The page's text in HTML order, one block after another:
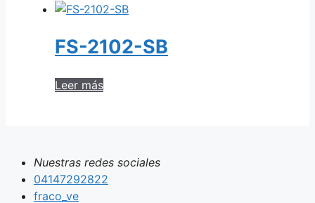
FS-2102-SB
Leer más
Nuestras redes sociales
04147292822
fraco_ve